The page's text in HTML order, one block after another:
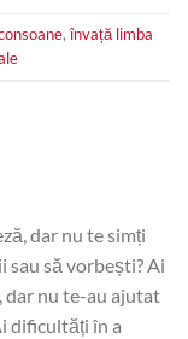
, învață limba
dar nu te simți
sau să vorbești? Ai
dar nu te-au ajutat
dificultăți în a